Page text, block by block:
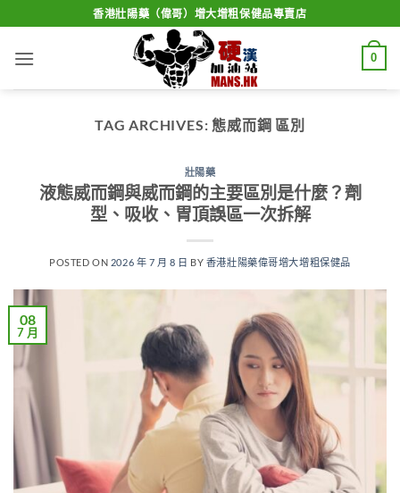
to
content
香港壯陽藥（偉哥）增大增粗保健品專賣店
0
TAG ARCHIVES: 態威而鋼 區別
壯陽藥
液態威而鋼與威而鋼的主要區別是什麼？劑
型、吸收、胃頂誤區一次拆解
POSTED ON 2026 年 7 月 8 日 BY 香港壯陽藥偉哥增大增粗保健品
08
7 月